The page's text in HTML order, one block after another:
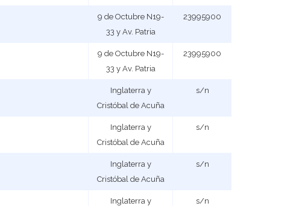
9 de Octubre N19-
33 y Av. Patria
23995900
9 de Octubre N19-
33 y Av. Patria
23995900
Inglaterra y
Cristóbal de Acuña
s/n
Inglaterra y
Cristóbal de Acuña
s/n
Inglaterra y
Cristóbal de Acuña
s/n
Inglaterra y
s/n